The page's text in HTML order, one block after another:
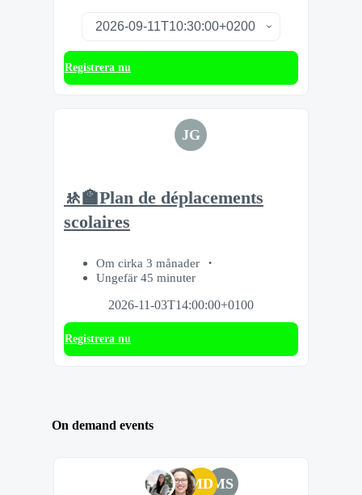
Registrera nu
JG
🚸🏫Plan de déplacements
scolaires
Om cirka 3 månader
Ungefär 45 minuter
2026-11-03T14:00:00+0100
Registrera nu
On demand events
MDMS